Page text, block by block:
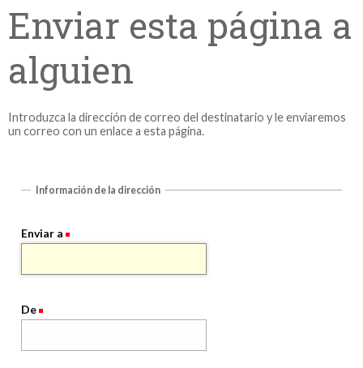
Enviar esta página a
alguien
Introduzca la dirección de correo del destinatario y le enviaremos
un correo con un enlace a esta página.
Información de la dirección
Enviar a
De